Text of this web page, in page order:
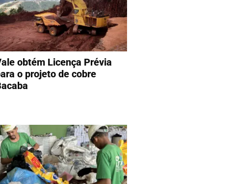
obtém Licença Prévia
o projeto de cobre